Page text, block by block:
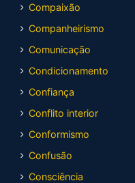
Compaixão
Companheirismo
Comunicação
Condicionamento
Confiança
Conflito interior
Conformismo
Confusão
Consciência